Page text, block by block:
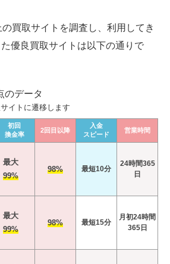
買取サイトを調査し、利用してき
優良買取サイトは以下の通りで
のデータ
イトに遷移します
初回
換金率
2回目以降
入金
スピード
営業時間
最大
99%
98% 最短10分
24時間365
日
最大
99%
98% 最短15分
月初24時間
365日